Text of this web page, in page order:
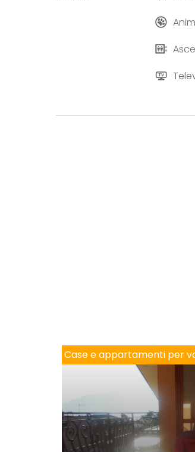
Case e appartamenti per